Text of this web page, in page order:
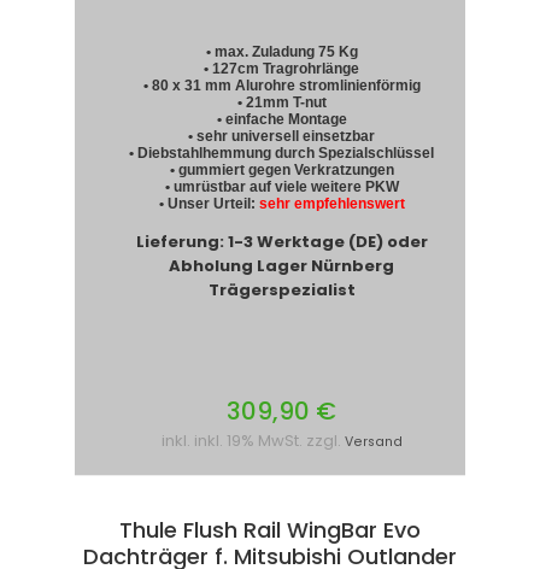
• max. Zuladung 75 Kg
• 127cm Tragrohrlänge
• 80 x 31 mm Alurohre stromlinienförmig
• 21mm T-nut
• einfache Montage
• sehr universell einsetzbar
• Diebstahlhemmung durch Spezialschlüssel
• gummiert gegen Verkratzungen
• umrüstbar auf viele weitere PKW
• Unser Urteil: sehr empfehlenswert
Lieferung: 1-3 Werktage (DE) oder
Abholung Lager Nürnberg
Trägerspezialist
309,90 €
inkl. inkl. 19% MwSt. zzgl. Versand
Thule Flush Rail WingBar Evo
Dachträger f. Mitsubishi Outlander